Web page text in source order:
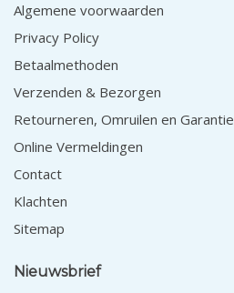
Algemene voorwaarden
Privacy Policy
Betaalmethoden
Verzenden & Bezorgen
Retourneren, Omruilen en Garantie
Online Vermeldingen
Contact
Klachten
Sitemap
Nieuwsbrief